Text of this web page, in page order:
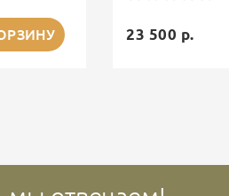
23 500 р.